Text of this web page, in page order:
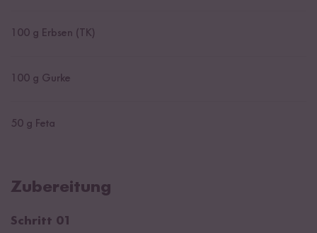
100 g Erbsen (TK)
100 g Gurke
50 g Feta
Zubereitung
Schritt 01